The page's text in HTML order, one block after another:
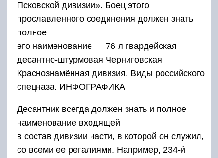
Псковской дивизии». Боец этого
прославленного соединения должен знать
полное
его наименование — 76-я гвардейская
десантно-штурмовая Черниговская
Краснознамённая дивизия. Виды российского
спецназа. ИНФОГРАФИКА
Десантник всегда должен знать и полное
наименование входящей
в состав дивизии части, в которой он служил,
со всеми ее регалиями. Например, 234-й